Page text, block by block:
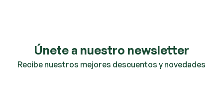
Únete a nuestro newsletter
Recibe nuestros mejores descuentos y novedades